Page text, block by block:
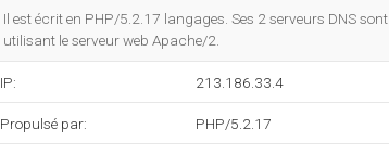
Il est écrit en PHP/5.2.17 langages. Ses 2 serveurs DNS sont
utilisant le serveur web Apache/2.
IP: 213.186.33.4
Propulsé par: PHP/5.2.17